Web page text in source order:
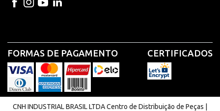
FORMAS DE PAGAMENTO CERTIFICADOS
CNH INDUSTRIAL BRASIL LTDA Centro de Distribuição de Peças |